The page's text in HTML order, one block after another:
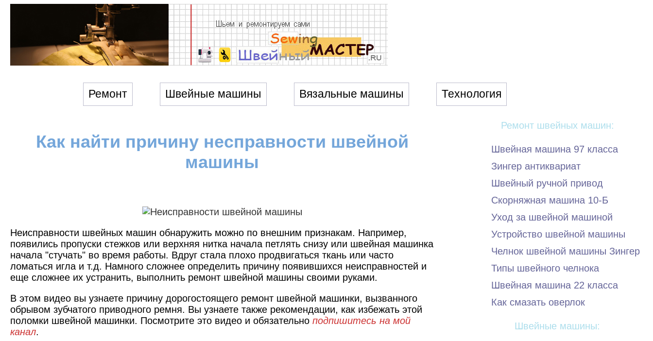
Ремонт Швейные машины Вязальные машины Технология
Как найти причину несправности швейной
машины
Неисправности швейных машин обнаружить можно по внешним признакам. Например,
появились пропуски стежков или верхняя нитка начала петлять снизу или швейная машинка
начала "стучать" во время работы. Вдруг стала плохо продвигаться ткань или часто
ломаться игла и т.д. Намного сложнее определить причину появившихся неисправностей и
еще сложнее их устранить, выполнить ремонт швейной машины своими руками.
В этом видео вы узнаете причину дорогостоящего ремонт швейной машинки, вызванного
обрывом зубчатого приводного ремня. Вы узнаете также рекомендации, как избежать этой
поломки швейной машинки. Посмотрите это видео и обязательноподпишитесь на мой
канал.
Ремонт швейных машин:
Швейная машина 97 класса
Зингер антиквариат
Швейный ручной привод
Скорняжная машина 10-Б
Уход за швейной машиной
Устройство швейной машины
Челнок швейной машины Зингер
Типы швейного челнока
Швейная машина 22 класса
Как смазать оверлок
Швейные машины: